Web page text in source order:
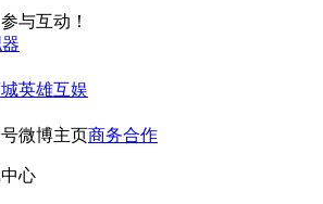
与互动！
英雄互娱
微博主页商务合作
心